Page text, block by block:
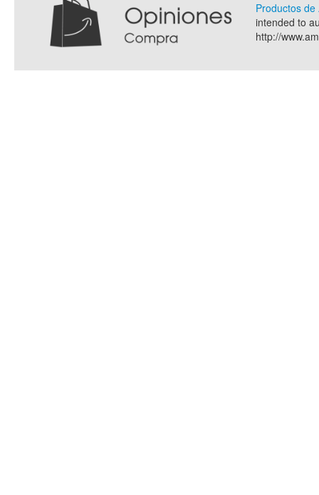
Productos
intended to
http://